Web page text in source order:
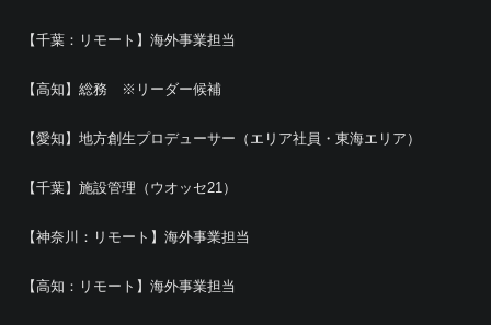
【千葉：リモート】海外事業担当
【高知】総務 ※リーダー候補
【愛知】地方創生プロデューサー（エリア社員・東海エリア）
【千葉】施設管理（ウオッセ21）
【神奈川：リモート】海外事業担当
【高知：リモート】海外事業担当